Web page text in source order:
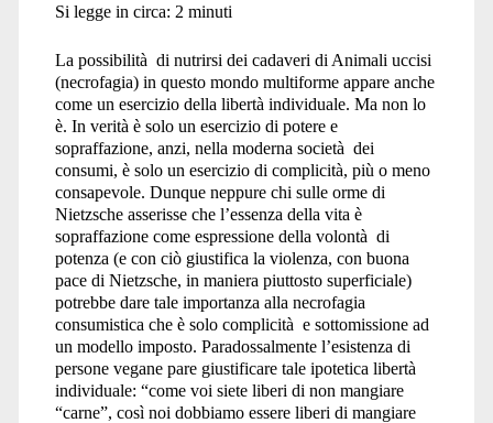
Si legge in circa: 2 minuti
La possibilità di nutrirsi dei cadaveri di Animali uccisi
(necrofagia) in questo mondo multiforme appare anche
come un esercizio della libertà individuale. Ma non lo
è. In verità è solo un esercizio di potere e
sopraffazione, anzi, nella moderna società dei
consumi, è solo un esercizio di complicità, più o meno
consapevole. Dunque neppure chi sulle orme di
Nietzsche asserisse che l’essenza della vita è
sopraffazione come espressione della volontà di
potenza (e con ciò giustifica la violenza, con buona
pace di Nietzsche, in maniera piuttosto superficiale)
potrebbe dare tale importanza alla necrofagia
consumistica che è solo complicità e sottomissione ad
un modello imposto. Paradossalmente l’esistenza di
persone vegane pare giustificare tale ipotetica libertà
individuale: “come voi siete liberi di non mangiare
“carne”, così noi dobbiamo essere liberi di mangiare